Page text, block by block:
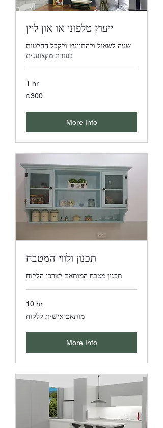
ייעוץ טלפוני או און ליין
שעה לשאול ולהתייעץ ולקבל החלטות
בעזרת מקצוענית
1 hr
300
Israeli
₪300
More Info
תכנון ולווי המטבח
תכנון מטבח המותאם לצרכי הלקוח
10 hr
מותאם
אישית
מותאם אישית ללקוח
More Info